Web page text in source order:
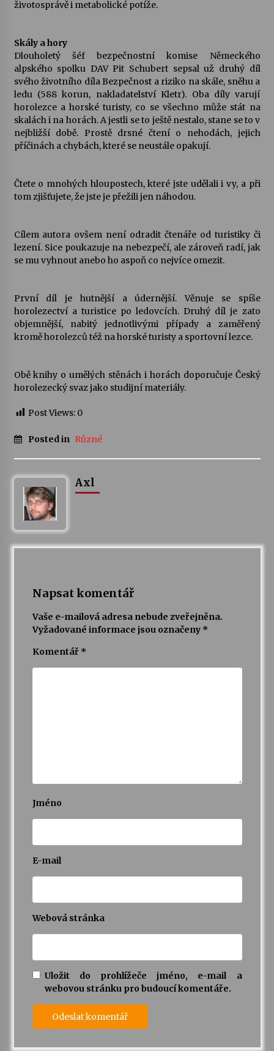
životosprávě i metabolické potíže.
Skály a hory
Dlouholetý šéf bezpečnostní komise Německého
alpského spolku DAV Pit Schubert sepsal už druhý díl
svého životního díla Bezpečnost a riziko na skále, sněhu a
ledu (588 korun, nakladatelství Kletr). Oba díly varují
horolezce a horské turisty, co se všechno může stát na
skalách i na horách. A jestli se to ještě nestalo, stane se to v
nejbližší době. Prostě drsné čtení o nehodách, jejich
příčinách a chybách, které se neustále opakují.
Čtete o mnohých hloupostech, které jste udělali i vy, a při
tom zjišťujete, že jste je přežili jen náhodou.
Cílem autora ovšem není odradit čtenáře od turistiky či
lezení. Sice poukazuje na nebezpečí, ale zároveň radí, jak
se mu vyhnout anebo ho aspoň co nejvíce omezit.
První díl je hutnější a údernější. Věnuje se spíše
horolezectví a turistice po ledovcích. Druhý díl je zato
objemnější, nabitý jednotlivými případy a zaměřený
kromě horolezců též na horské turisty a sportovní lezce.
Obě knihy o umělých stěnách i horách doporučuje Český
horolezecký svaz jako studijní materiály.
Post Views: 0
Posted in Různé
Axl
Napsat komentář
Vaše e-mailová adresa nebude zveřejněna.
Vyžadované informace jsou označeny *
Komentář *
Jméno
E-mail
Webová stránka
Uložit do prohlížeče jméno, e-mail a
webovou stránku pro budoucí komentáře.